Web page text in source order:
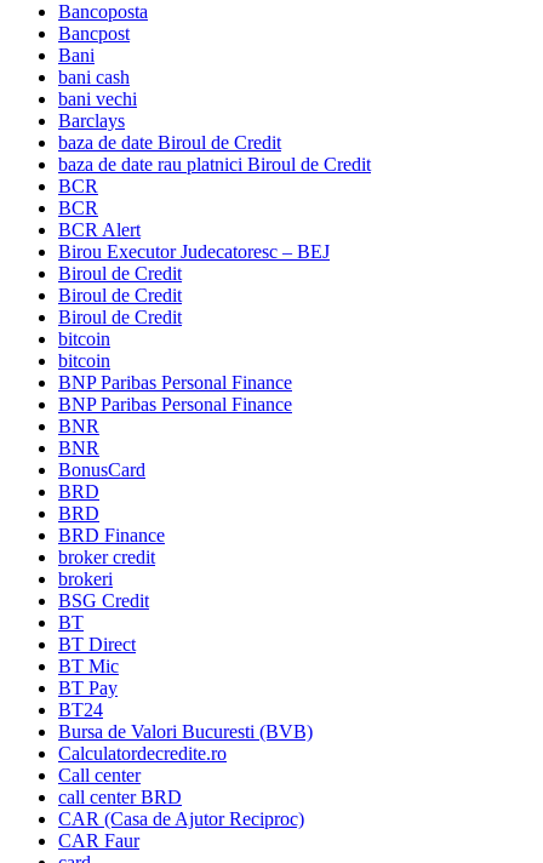
Bancoposta
Bancpost
Bani
bani cash
bani vechi
Barclays
baza de date Biroul de Credit
baza de date rau platnici Biroul de Credit
BCR
BCR
BCR Alert
Birou Executor Judecatoresc – BEJ
Biroul de Credit
Biroul de Credit
Biroul de Credit
bitcoin
bitcoin
BNP Paribas Personal Finance
BNP Paribas Personal Finance
BNR
BNR
BonusCard
BRD
BRD
BRD Finance
broker credit
brokeri
BSG Credit
BT
BT Direct
BT Mic
BT Pay
BT24
Bursa de Valori Bucuresti (BVB)
Calculatordecredite.ro
Call center
call center BRD
CAR (Casa de Ajutor Reciproc)
CAR Faur